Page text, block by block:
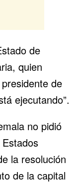
de
quien
de
ejecutando”.
no pidió
la resolución
de la capital